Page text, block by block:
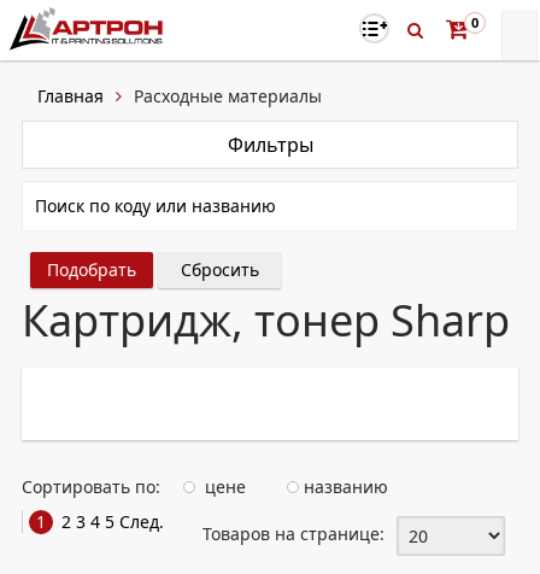
0
Главная Расходные материалы
Фильтры
Сбросить
Картридж, тонер Sharp
Сортировать по: цене
названию
1
2 3 4 5 След.
Товаров на странице: